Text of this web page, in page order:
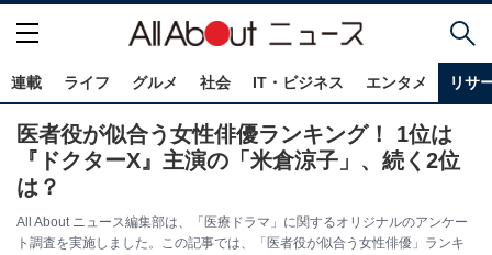
連載 ライフ グルメ 社会 IT・ビジネス エンタメ リサ
医者役が似合う女性俳優ランキング！ 1位は
『ドクターX』主演の「米倉涼子」、続く2位
は？
All About ニュース編集部は、「医療ドラマ」に関するオリジナルのアンケー
ト調査を実施しました。この記事では、「医者役が似合う女性俳優」ランキ